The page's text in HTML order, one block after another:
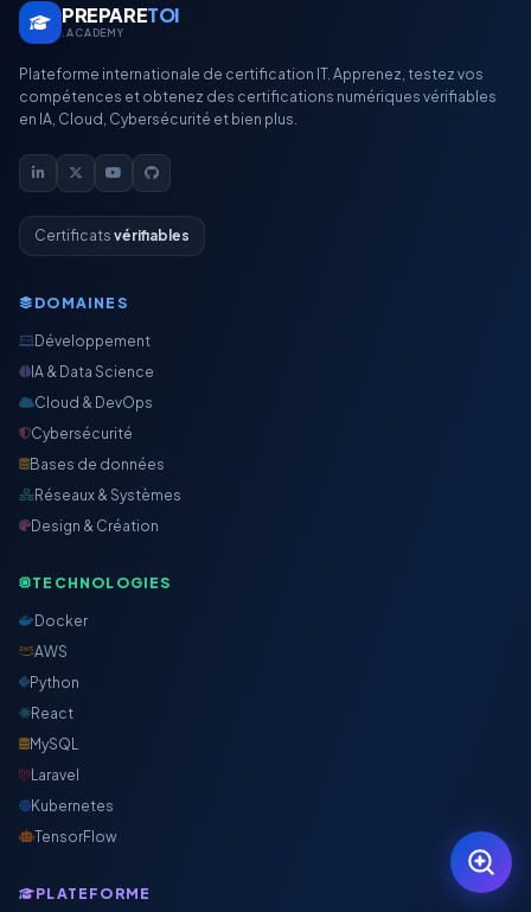
PREPARETOI
.ACADEMY
Plateforme internationale de certification IT. Apprenez, testez vos
compétences et obtenez des certifications numériques vérifiables
en IA, Cloud, Cybersécurité et bien plus.
Certificats vérifiables
DOMAINES
Développement
IA & Data Science
Cloud & DevOps
Cybersécurité
Bases de données
Réseaux & Systèmes
Design & Création
TECHNOLOGIES
Docker
AWS
Python
React
MySQL
Laravel
Kubernetes
TensorFlow
PLATEFORME